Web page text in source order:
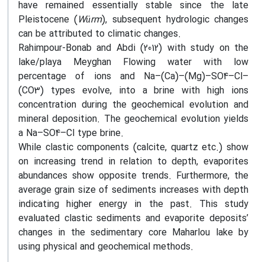
have remained essentially stable since the late
Pleistocene (Würm), subsequent hydrologic changes
can be attributed to climatic changes.
Rahimpour-Bonab and Abdi (2012) with study on the
lake/playa Meyghan Flowing water with low
percentage of ions and Na–(Ca)–(Mg)–SO4–Cl–
(CO3) types evolve, into a brine with high ions
concentration during the geochemical evolution and
mineral deposition. The geochemical evolution yields
a Na–SO4–Cl type brine.
While clastic components (calcite, quartz etc.) show
on increasing trend in relation to depth, evaporites
abundances show opposite trends. Furthermore, the
average grain size of sediments increases with depth
indicating higher energy in the past. This study
evaluated clastic sediments and evaporite deposits’
changes in the sedimentary core Maharlou lake by
using physical and geochemical methods.